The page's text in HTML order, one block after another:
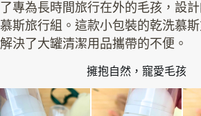
了專為長時間旅行在外的毛孩，設
慕斯旅行組。這款小包裝的乾洗慕斯
解決了大罐清潔用品攜帶的不便。
擁抱自然，寵愛毛孩